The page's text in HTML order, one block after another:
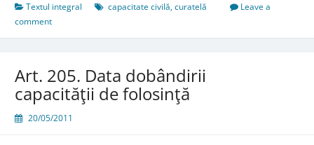
Textul integral capacitate civilă,curatelă
Leave a
comment
Art. 205. Data dobândirii
capacităţii de folosinţă
20/05/2011